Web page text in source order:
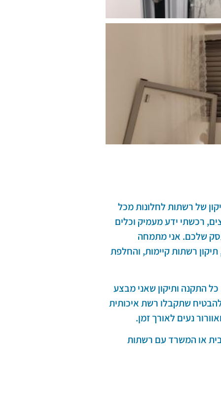
של רשתות לחלונות מכל
רכשתי ידע מעמיק וכלים
שלכם. אני מתמחה
רשתות קיימות, והחלפת
כל התקנה ותיקון שאני מבצע
שתקבלו רשת איכותית
נעים לאורך זמן.
או המשרד עם רשתות